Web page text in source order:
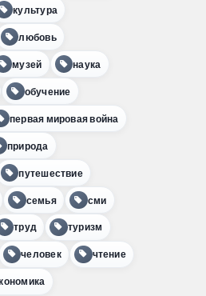
культура
любовь
музей наука
обучение
первая мировая война
природа
путешествие
семья сми
труд туризм
человек чтение